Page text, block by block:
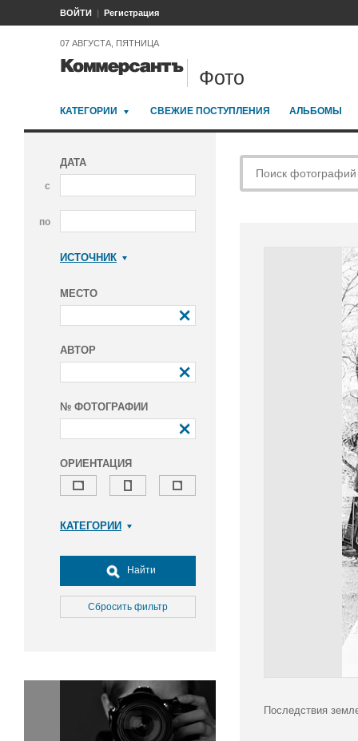
ВОЙТИ Регистрация
07 АВГУСТА, ПЯТНИЦА
Фото
КАТЕГОРИИ СВЕЖИЕ ПОСТУПЛЕНИЯ АЛЬБОМЫ
ДАТА
с
по
ИСТОЧНИК
МЕСТО
АВТОР
№ ФОТОГРАФИИ
ОРИЕНТАЦИЯ
КАТЕГОРИИ
Досуг, туризм и отдых
Культура
Медицина
Окружающая среда
Политика
Правосудие
Найти
Сбросить фильтр
Последствия